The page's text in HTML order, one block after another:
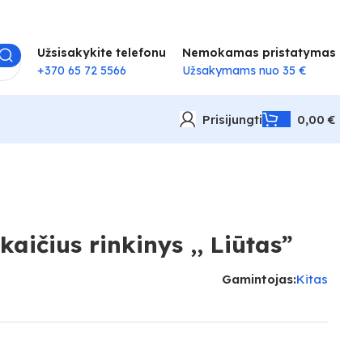
Užsisakykite telefonu
+370 65 72 5566
Nemokamas pristatymas
Užsakymams nuo 35 €
Prisijungti 0,00€
rinkinys ,, Liūtas”
Gamintojas:Kitas